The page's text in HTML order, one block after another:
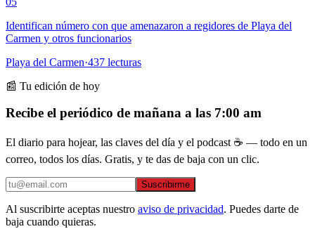
Identifican número con que amenazaron a regidores de Playa del
Carmen y otros funcionarios
Playa del Carmen·437 lecturas
📰 Tu edición de hoy
Recibe el periódico de mañana a las 7:00 am
El diario para hojear, las claves del día y el podcast ☕ — todo en un
correo, todos los días. Gratis, y te das de baja con un clic.
Suscribirme
Al suscribirte aceptas nuestro aviso de privacidad. Puedes darte de
baja cuando quieras.